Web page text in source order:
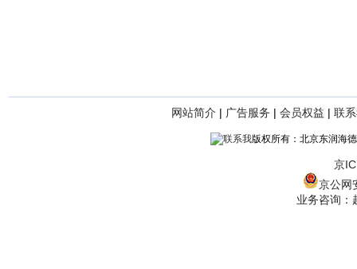
网站简介 | 广告服务 | 会员权益 | 联
版权所有：北京东润海
京
京公网
业务咨询：